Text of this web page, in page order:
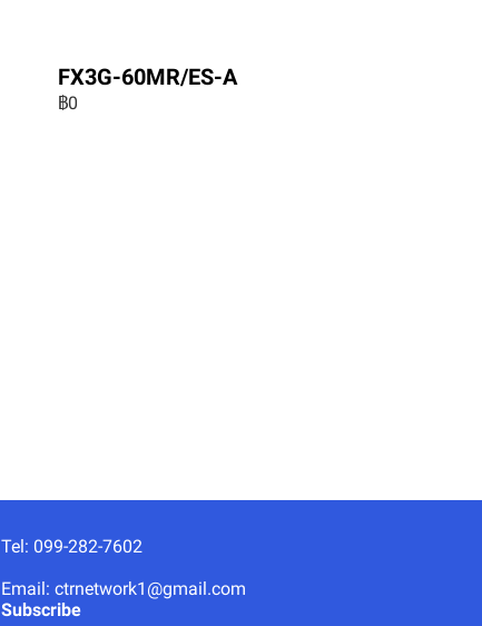
FX3G-60MR/ES-A
฿0
Tel: 099-282-7602
Email: ctrnetwork1@gmail.com
Subscribe